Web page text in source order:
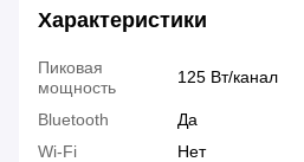
Характеристики
Пиковая
мощность
125 Вт/канал
Bluetooth
Да
Wi-Fi
Нет